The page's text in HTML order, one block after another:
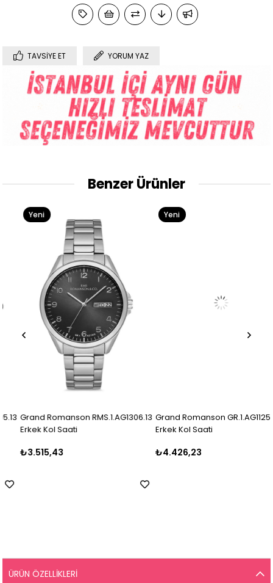
TAVSIYE ET YORUM YAZ
Benzer Ürünler
Grand Romanson RMS.1.AG1306.13
Erkek Kol Saati
₺3.515,43
Yeni
Grand Romanson GR.1.AG1125.04
Erkek Kol Saati
₺4.426,23
Yeni
ÜRÜN ÖZELLIKLERI